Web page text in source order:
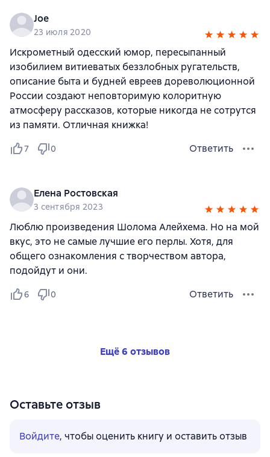
Joe
23 июля 2020
Искрометный одесский юмор, пересыпанный
изобилием витиеватых беззлобных ругательств,
описание быта и будней евреев дореволюционной
России создают неповторимую колоритную
атмосферу рассказов, которые никогда не сотрутся
из памяти. Отличная книжка!
7 0 Ответить
Елена Ростовская
3 сентября 2023
Люблю произведения Шолома Алейхема. Но на мой
вкус, это не самые лучшие его перлы. Хотя, для
общего ознакомления с творчеством автора,
подойдут и они.
6 0 Ответить
Ещё 6 отзывов
Оставьте отзыв
Войдите, чтобы оценить книгу и оставить отзыв